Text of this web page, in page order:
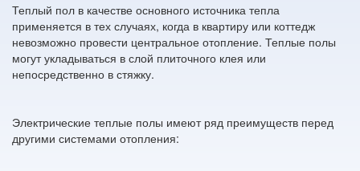
Теплый пол в качестве основного источника тепла
применяется в тех случаях, когда в квартиру или коттедж
невозможно провести центральное отопление. Теплые полы
могут укладываться в слой плиточного клея или
непосредственно в стяжку.
Электрические теплые полы имеют ряд преимуществ перед
другими системами отопления: